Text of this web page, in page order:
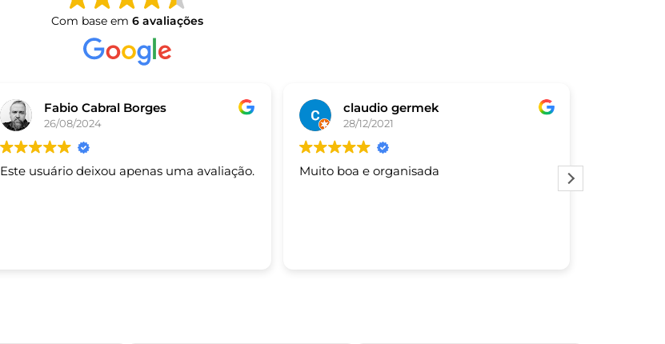
Com base em 6 avaliações
Fabio Cabral Borges
26/08/2024
Este usuário deixou apenas uma avaliação.
claudio germek
28/12/2021
Muito boa e organisada